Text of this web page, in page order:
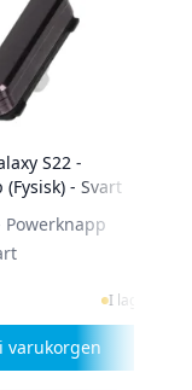
Byte av NFC antenn
S22 -
- Svart
Powerknapp
I lager
varukorgen
, Samsung Galaxy